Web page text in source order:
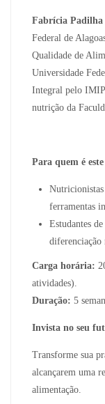
Fabrícia Padilha
Federal de
Qualidade de
Universidade
Integral pelo
nutrição da
Para quem é
Nutricionistas
ferramentas
Estudantes
diferenciação
Carga horária:
atividades).
Duração: 5
Invista no seu
Transforme sua
alcançarem uma
alimentação.